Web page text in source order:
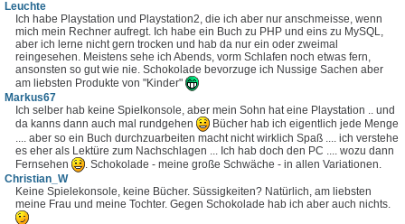
Leuchte
Ich habe Playstation und Playstation2, die ich aber nur anschmeisse, wenn
mich mein Rechner aufregt. Ich habe ein Buch zu PHP und eins zu MySQL,
aber ich lerne nicht gern trocken und hab da nur ein oder zweimal
reingesehen. Meistens sehe ich Abends, vorm Schlafen noch etwas fern,
ansonsten so gut wie nie. Schokolade bevorzuge ich Nussige Sachen aber
am liebsten Produkte von "Kinder"
Markus67
Ich selber hab keine Spielkonsole, aber mein Sohn hat eine Playstation .. und
da kanns dann auch mal rundgehen
Bücher hab ich eigentlich jede Menge
.... aber so ein Buch durchzuarbeiten macht nicht wirklich Spaß .... ich verstehe
es eher als Lektüre zum Nachschlagen ... Ich hab doch den PC .... wozu dann
Fernsehen
. Schokolade - meine große Schwäche - in allen Variationen.
Christian_W
Keine Spielekonsole, keine Bücher. Süssigkeiten? Natürlich, am liebsten
meine Frau und meine Tochter. Gegen Schokolade hab ich aber auch nichts.